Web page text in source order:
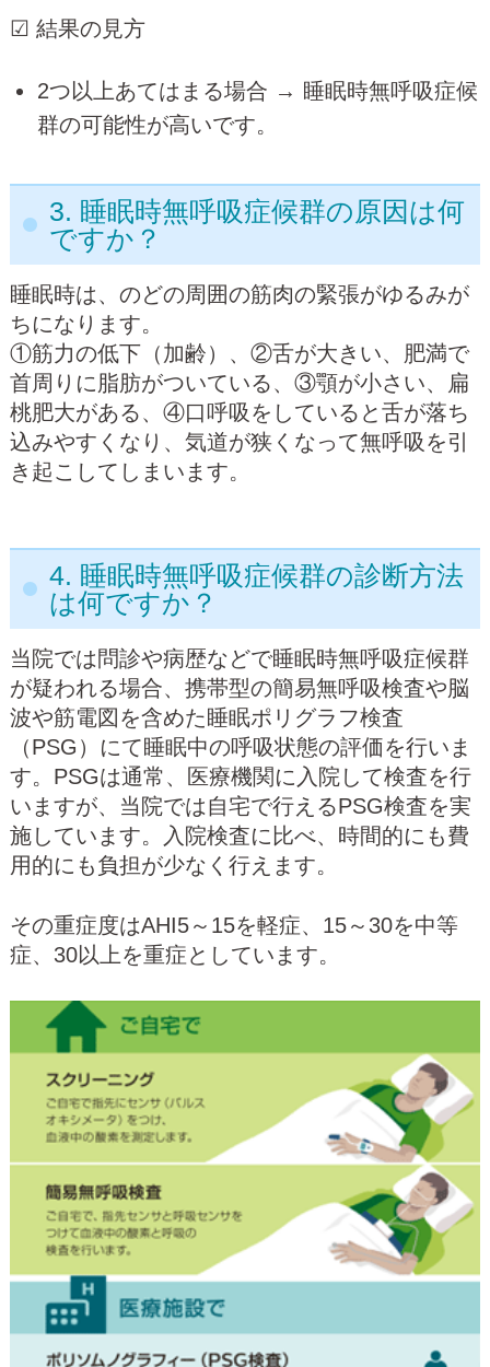
☑ 結果の見方
2つ以上あてはまる場合 → 睡眠時無呼吸症候
群の可能性が高いです。
3. 睡眠時無呼吸症候群の原因は何
ですか？
睡眠時は、のどの周囲の筋肉の緊張がゆるみが
ちになります。
①筋力の低下（加齢）、②舌が大きい、肥満で
首周りに脂肪がついている、③顎が小さい、扁
桃肥大がある、④口呼吸をしていると舌が落ち
込みやすくなり、気道が狭くなって無呼吸を引
き起こしてしまいます。
4. 睡眠時無呼吸症候群の診断方法
は何ですか？
当院では問診や病歴などで睡眠時無呼吸症候群
が疑われる場合、携帯型の簡易無呼吸検査や脳
波や筋電図を含めた睡眠ポリグラフ検査
（PSG）にて睡眠中の呼吸状態の評価を行いま
す。PSGは通常、医療機関に入院して検査を行
いますが、当院では自宅で行えるPSG検査を実
施しています。入院検査に比べ、時間的にも費
用的にも負担が少なく行えます。
その重症度はAHI5～15を軽症、15～30を中等
症、30以上を重症としています。